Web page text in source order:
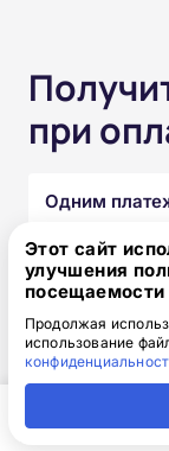
при
Одним
от 15 850 ₽
Частями без
от 1 320₽
Узнать
Этот сайт
улучшения
посещаемости
Продолжая
использование